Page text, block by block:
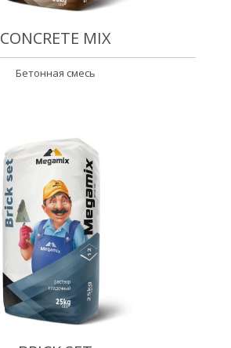
CONCRETE MIX
Бетонная смесь